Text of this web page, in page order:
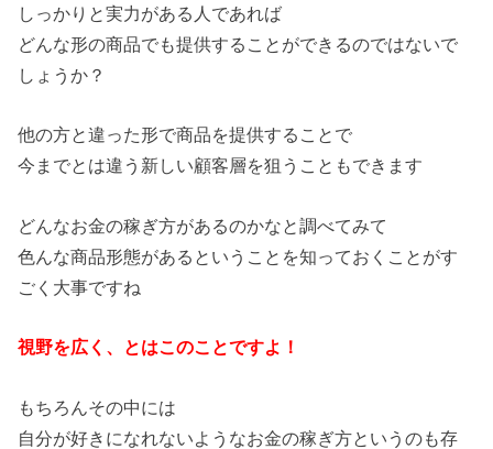
しっかりと実力がある人であれば
どんな形の商品でも提供することができるのではないで
しょうか？
他の方と違った形で商品を提供することで
今までとは違う新しい顧客層を狙うこともできます
どんなお金の稼ぎ方があるのかなと調べてみて
色んな商品形態があるということを知っておくことがす
ごく大事ですね
視野を広く、とはこのことですよ！
もちろんその中には
自分が好きになれないようなお金の稼ぎ方というのも存